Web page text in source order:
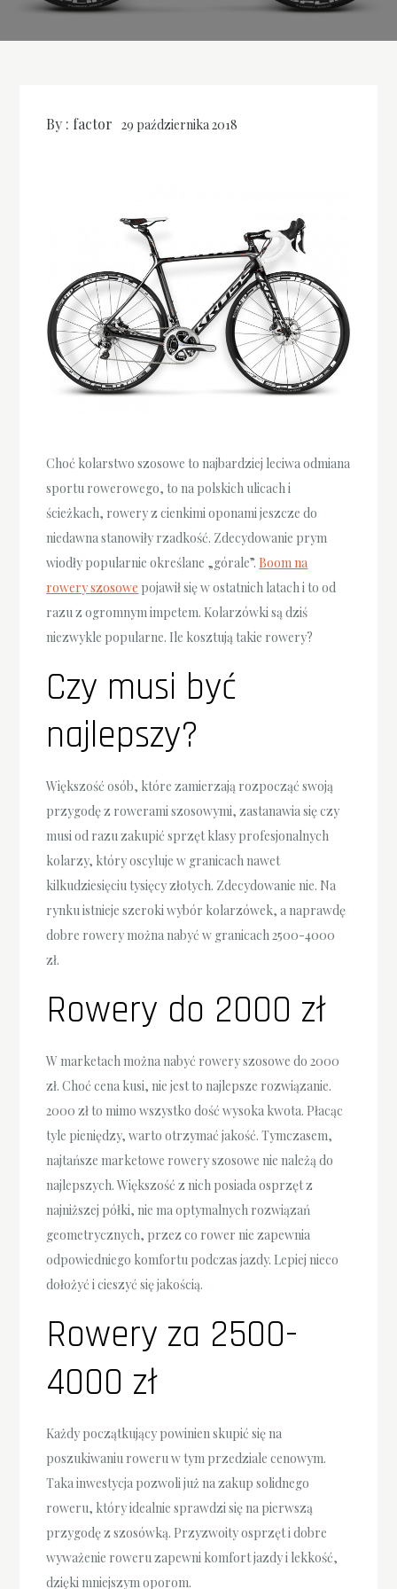
By : factor 29 października 2018
Choć kolarstwo szosowe to najbardziej leciwa odmiana
sportu rowerowego, to na polskich ulicach i
ścieżkach, rowery z cienkimi oponami jeszcze do
niedawna stanowiły rzadkość. Zdecydowanie prym
wiodły popularnie określane „górale”.Boom na
rowery szosowe pojawił się w ostatnich latach i to od
razu z ogromnym impetem. Kolarzówki są dziś
niezwykle popularne. Ile kosztują takie rowery?
Czy musi być
najlepszy?
Większość osób, które zamierzają rozpocząć swoją
przygodę z rowerami szosowymi, zastanawia się czy
musi od razu zakupić sprzęt klasy profesjonalnych
kolarzy, który oscyluje w granicach nawet
kilkudziesięciu tysięcy złotych. Zdecydowanie nie. Na
rynku istnieje szeroki wybór kolarzówek, a naprawdę
dobre rowery można nabyć w granicach 2500-4000
zł.
Rowery do 2000 zł
W marketach można nabyć rowery szosowe do 2000
zł. Choć cena kusi, nie jest to najlepsze rozwiązanie.
2000 zł to mimo wszystko dość wysoka kwota. Płacąc
tyle pieniędzy, warto otrzymać jakość. Tymczasem,
najtańsze marketowe rowery szosowe nie należą do
najlepszych. Większość z nich posiada osprzęt z
najniższej półki, nie ma optymalnych rozwiązań
geometrycznych, przez co rower nie zapewnia
odpowiedniego komfortu podczas jazdy. Lepiej nieco
dołożyć i cieszyć się jakością.
Rowery za 2500-
4000 zł
Każdy początkujący powinien skupić się na
poszukiwaniu roweru w tym przedziale cenowym.
Taka inwestycja pozwoli już na zakup solidnego
roweru, który idealnie sprawdzi się na pierwszą
przygodę z szosówką. Przyzwoity osprzęt i dobre
wyważenie roweru zapewni komfort jazdy i lekkość,
dzięki mniejszym oporom.